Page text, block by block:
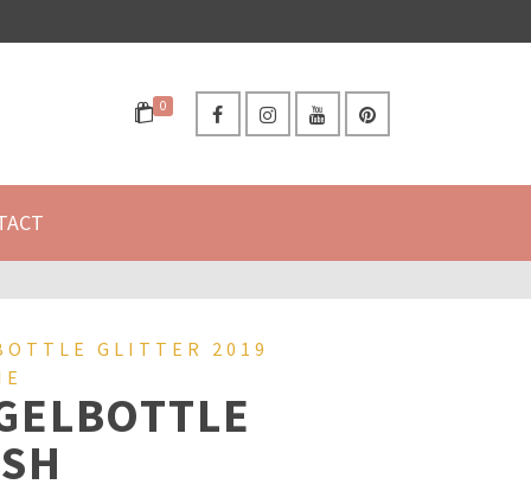
0
GLITTER 2019